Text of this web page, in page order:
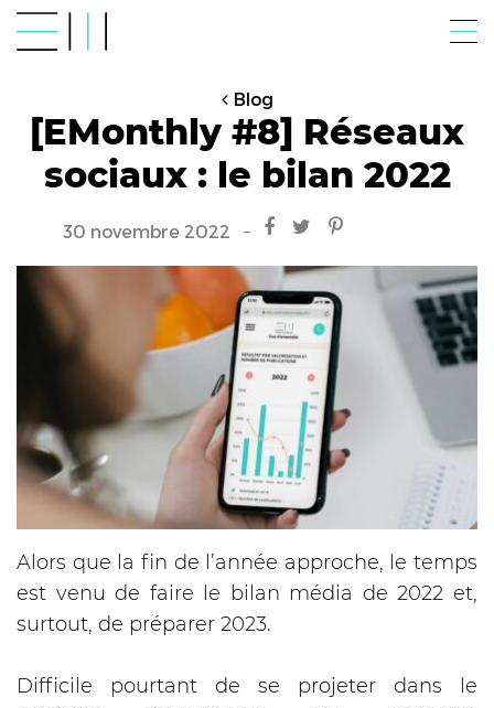
Blog
[EMonthly #8] Réseaux
sociaux : le bilan 2022
30 novembre 2022
Alors que la fin de l’année approche, le temps
est venu de faire le bilan média de 2022 et,
surtout, de préparer 2023.
Difficile pourtant de se projeter dans le